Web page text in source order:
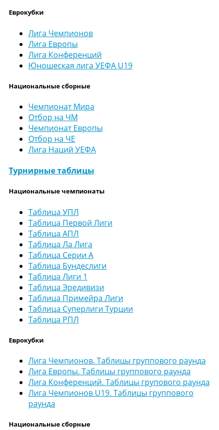
Еврокубки
Лига Чемпионов
Лига Европы
Лига Конференций
Юношеская лига УЕФА U19
Национальные сборные
Чемпионат Мира
Отбор на ЧМ
Чемпионат Европы
Отбор на ЧЕ
Лига Наций УЕФА
Турнирные таблицы
Национальные чемпионаты
Таблица УПЛ
Таблица Первой Лиги
Таблица АПЛ
Таблица Ла Лига
Таблица Серии А
Таблица Бундеслиги
Таблица Лиги 1
Таблица Эредивизи
Таблица Примейра Лиги
Таблица Суперлиги Турции
Таблица РПЛ
Еврокубки
Лига Чемпионов. Таблицы группового раунда
Лига Европы. Таблицы группового раунда
Лига Конференций. Таблицы групового раунда
Лига Чемпионов U19. Таблицы группового
раунда
Национальные сборные